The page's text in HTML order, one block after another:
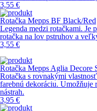
3,55 €
Rotačka Mepps BF Black/Red
Legenda medzi rotačkami. Je
rotačka na lov pstruhov a
3,55 €
Rotačka Mepps Aglia Decore
Rotačka s rovnakými
farebnú dekoráciu. Umožňuje
nástrah.
3,95 €